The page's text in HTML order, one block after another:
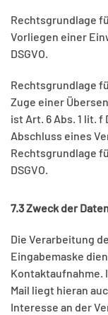
Rechtsgrundlage
Vorliegen einer
DSGVO.
Rechtsgrundlage
Zuge einer
ist Art. 6 Abs. 1 lit. f
Abschluss eines
Rechtsgrundlage
DSGVO.
7.3 Zweck der
Die Verarbeitung
Eingabemaske
Kontaktaufnahme.
Mail liegt hieran
Interesse an der